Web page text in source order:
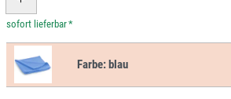
*
Farbe:blau